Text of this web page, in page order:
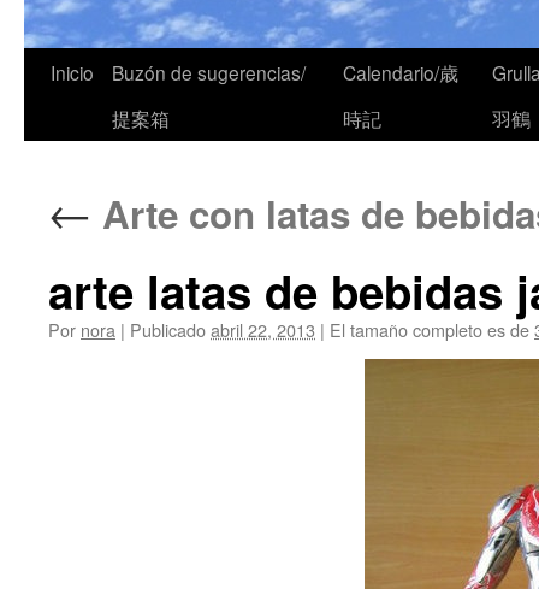
Inicio
Buzón de sugerencias/
提案箱
Calendario/歳
時記
羽鶴
← Arte con latas de
arte latas de bebidas
Por nora | Publicadoabril 22, 2013 | El tamaño completo es de